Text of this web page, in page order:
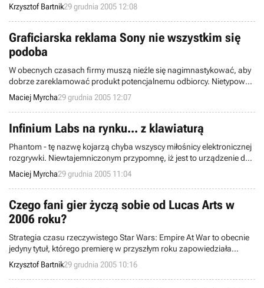
PC, PS2, PSP, Xbox 360 oraz GCN, dzisiaj pora na wymienienie
wyróżnionych gier (i developerów) w rankingu dotyczącym konsoli
Microsoft Xbox.
Krzysztof Bartnik29 grudnia 2005 12:08
Graficiarska reklama Sony nie wszystkim się
podoba
W obecnych czasach firmy muszą nieźle się nagimnastykować, aby
dobrze zareklamować produkt potencjalnemu odbiorcy. Nietypową
formę promocji swojej konsoli przenośnej PSP zaproponowała firma
Sony - otóż na ścianach budynków umieszczane jest graffiti
prezentujące "wielkookich" nastolatków z PSP w dłoni. Niestety, to co
Sony nazywa sztuką, inni określają jako nielegalne i aroganckie
Maciej Myrcha29 grudnia 2005 12:07
Infinium Labs na rynku... z klawiaturą
Phantom - tę nazwę kojarzą chyba wszyscy miłośnicy elektronicznej
rozgrywki. Niewtajemniczonym przypomnę, iż jest to urządzenie do
grania, które ma zrewolucjonizować rynek - tak przynajmniej od
kilku(dziesięciu)nastu dobrych miesięcy twierdzą jej twórcy, Infinium
Labs.
Maciej Myrcha29 grudnia 2005 11:04
Czego fani gier życzą sobie od Lucas Arts w
2006 roku?
Strategia czasu rzeczywistego Star Wars: Empire At War to obecnie
jedyny tytuł, którego premierę w przyszłym roku zapowiedziała
korporacja LucasArts. Tymczasem, redaktorzy fanowskiej strony
TheForce.net postanowili pójść o krok dalej i przygotowali własną
listę życzeń dla wspomnianej firmy na 12 nadchodzących miesięcy.
Krzysztof Bartnik29 grudnia 2005 10:16